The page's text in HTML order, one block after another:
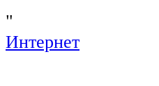
"
Интернет